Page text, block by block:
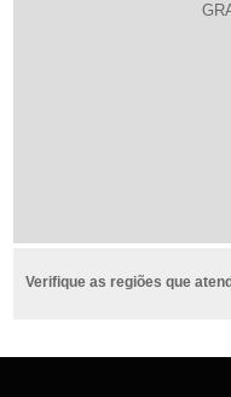
Verifique as regiões que